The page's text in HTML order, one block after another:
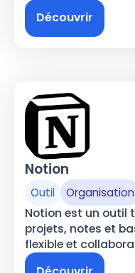
Découvrir
Notion
Outil Organisation
Notion est un outil
projets, notes et
flexible et